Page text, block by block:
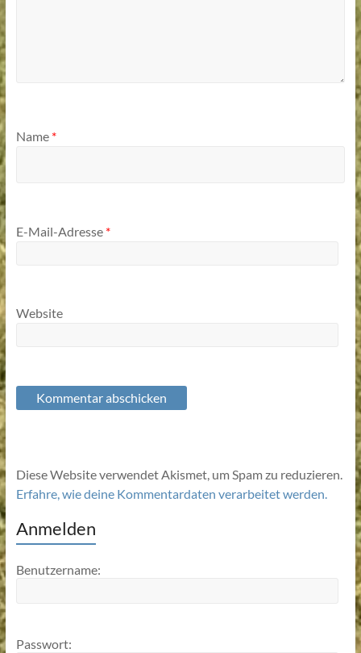
Name *
E-Mail-Adresse *
Website
Diese Website verwendet Akismet, um Spam zu reduzieren.
Erfahre, wie deine Kommentardaten verarbeitet werden.
Anmelden
Benutzername:
Passwort: